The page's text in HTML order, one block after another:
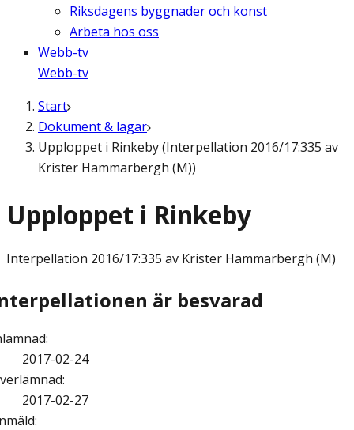
Riksdagens byggnader och konst
Arbeta hos oss
Webb-tv
Webb-tv
Start
Dokument & lagar
Upploppet i Rinkeby (Interpellation 2016/17:335 av
Krister Hammarbergh (M))
Upploppet i Rinkeby
Interpellation 2016/17:335 av Krister Hammarbergh (M)
är besvarad
:
2017-02-24
:
2017-02-27
: